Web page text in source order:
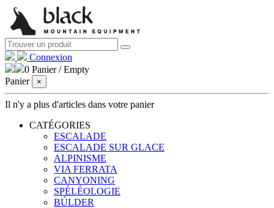
Connexion
0 Panier /Empty
Panier
×
Il n'y a plus d'articles dans votre panier
CATÉGORIES
ESCALADE
ESCALADE SUR GLACE
ALPINISME
VIA FERRATA
CANYONING
SPÉLÉOLOGIE
BÚLDER